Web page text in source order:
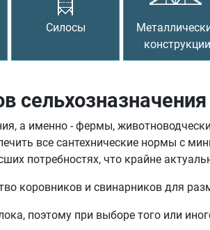
Силосы
конструкции
сельхозназначения
а именно - фермы,
все сантехнические нормы с
потребностях, что крайне
коровников и свинарников для
поэтому при выборе того или